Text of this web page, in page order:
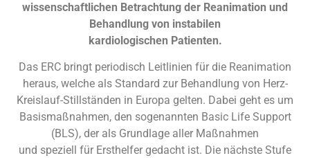
wissenschaftlichen Betrachtung der Reanimation und
Behandlung von instabilen
kardiologischen Patienten.
Das ERC bringt periodisch Leitlinien für die Reanimation
heraus, welche als Standard zur Behandlung von Herz-
Kreislauf-Stillständen in Europa gelten. Dabei geht es um
Basismaßnahmen, den sogenannten Basic Life Support
(BLS), der als Grundlage aller Maßnahmen
und speziell für Ersthelfer gedacht ist. Die nächste Stufe